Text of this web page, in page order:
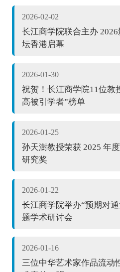
2026-02-02
长江商学院联合主办
坛香港启幕
2026-01-30
祝贺！长江商学院11位教
高被引学者”榜单
2026-01-25
孙天澍教授荣获 2025 年
研究奖
2026-01-22
长江商学院举办“预期对
题学术研讨会
2026-01-16
三位中华艺术家作品流动